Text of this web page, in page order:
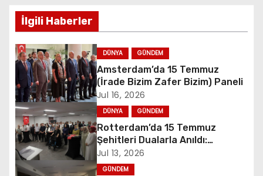
s
t
n
a
v
i
g
İlgili Haberler
DÜNYA GÜNDEM
Amsterdam’da 15 Temmuz
(İrade Bizim Zafer Bizim) Paneli
Jul 16, 2026
DÜNYA GÜNDEM
Rotterdam’da 15 Temmuz
Şehitleri Dualarla Anıldı:
“Demokrasiye Sahip Çıkmanın
Sembolü”
Jul 13, 2026
GÜNDEM